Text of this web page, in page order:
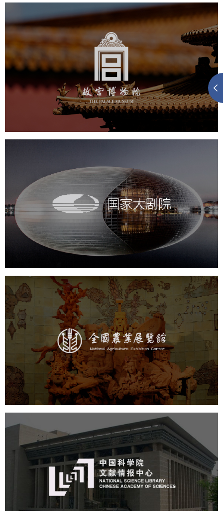
故宫博物院
文化艺术 博物馆 智慧博物馆
博物馆网站建设
景区网站建设
文创商城 万能专题 网站代运营
国家大剧院
文化艺术 剧院 智慧展馆 展馆网站建设
农业展览馆
文化艺术 展馆网站建设
博物馆展厅设计
数字博物馆建设
展厅空间设计
企业展厅设计
公司展厅设计
北京展厅设计 产品展厅设计
中国科学院文献情报中心
网站建设 虚拟展厅
数字博物馆建设
展厅空间设计